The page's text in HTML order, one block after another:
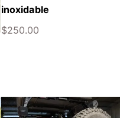
inoxidable
$250.00